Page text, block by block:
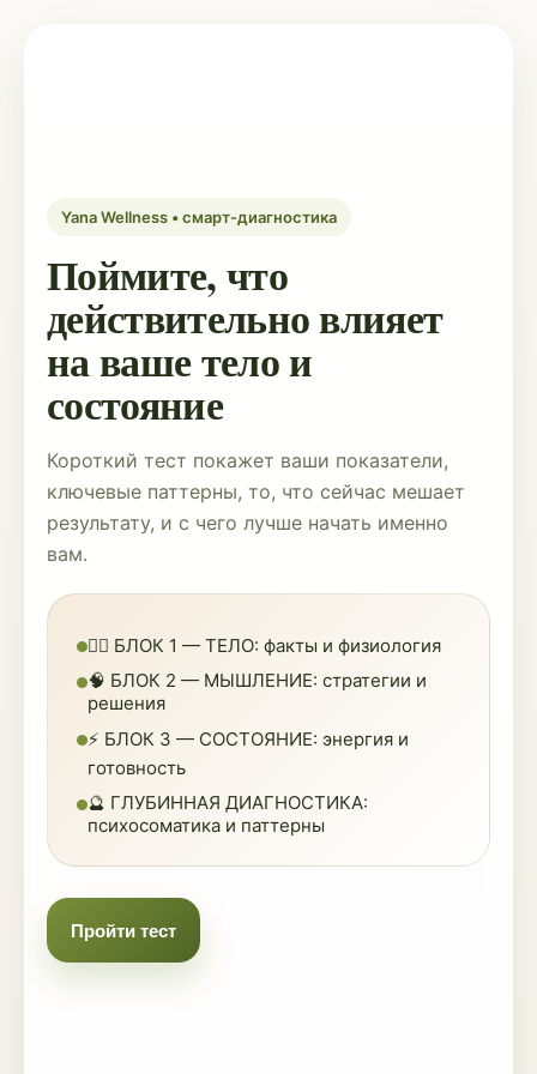
Yana Wellness • смарт-диагностика
Поймите, что
действительно влияет
на ваше тело и
состояние
Короткий тест покажет ваши показатели,
ключевые паттерны, то, что сейчас мешает
результату, и с чего лучше начать именно
вам.
🏃‍♀️ БЛОК 1 — ТЕЛО: факты и физиология
🧠 БЛОК 2 — МЫШЛЕНИЕ: стратегии и
решения
⚡ БЛОК 3 — СОСТОЯНИЕ: энергия и
готовность
🔮 ГЛУБИННАЯ ДИАГНОСТИКА:
психосоматика и паттерны
Пройти тест